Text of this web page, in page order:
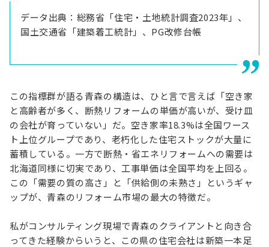
データ出典：総務省「住宅・土地統計調査2023年」、
国土交通省「建築着工統計」、PG改修台帳
この指標群が語る青森の構造は、ひと言で言えば「空き家
と高齢者が多く、断熱リフォームの単価が高いが、受け皿
の会社が育っていない」だ。空き家率18.3%は全国ワース
ト上位グループであり、老朽化した住宅ストックが大量に
蓄積している。一方で断熱・省エネリフォームへの需要は
北海道同様に切実であり、工事単価は全国平均を上回る。
この「需要の質の高さ」と「供給側の未熟さ」というギャ
ップが、青森のリフォーム市場の最大の特徴だ。
私がコンサルティング現場で青森のクライアントと向き合
ってきた経験からいうと、この県の住宅会社は新築一本足